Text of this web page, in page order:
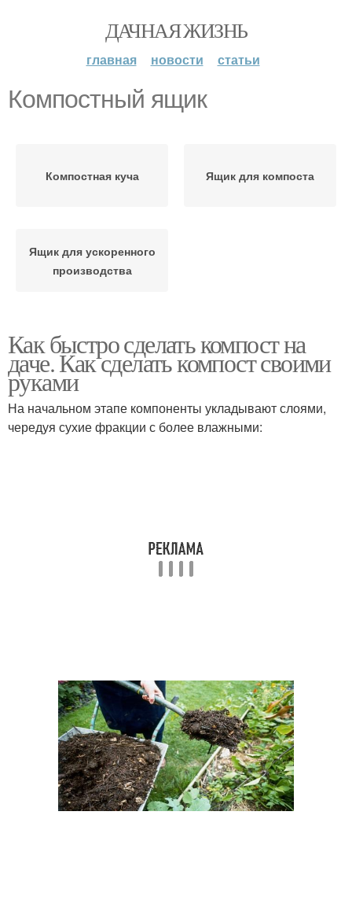
ДАЧНАЯ ЖИЗНЬ
главная новости статьи
Компостный ящик
Компостная куча Ящик для компоста
Ящик для ускоренного
производства
Как быстро сделать компост на
даче. Как сделать компост своими
руками
На начальном этапе компоненты укладывают слоями,
чередуя сухие фракции с более влажными: